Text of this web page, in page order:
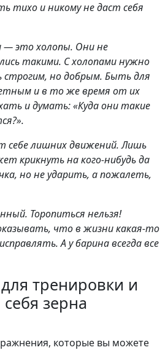
тихо и никому не даст себя
это холопы. Они не
такими. С холопами нужно
но добрым. Быть для
и в то же время от их
и думать: «Куда они такие
себе лишних движений. Лишь
крикнуть на кого-нибудь да
но не ударить, а пожалеть,
Торопиться нельзя!
что в жизни какая-то
А у барина всегда все
тренировки и
зерна
которые вы можете